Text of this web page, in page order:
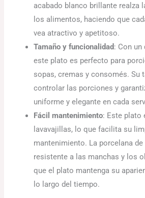
acabado blanco brillante realza
los alimentos, haciendo que
vea atractivo y apetitoso.
Tamaño y funcionalidad: Con un
este plato es perfecto para
sopas, cremas y consomés. Su
controlar las porciones y
uniforme y elegante en cada
Fácil mantenimiento: Este plato
lavavajillas, lo que facilita su
mantenimiento. La porcelana
resistente a las manchas y los
que el plato mantenga su
lo largo del tiempo.